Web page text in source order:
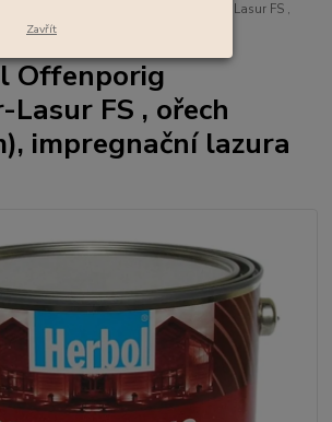
10 l Herbol Offenporig Imprägnier-Lasur FS ,
lazura
Offenporig
FS , ořech
impregnační lazura
Zavřít